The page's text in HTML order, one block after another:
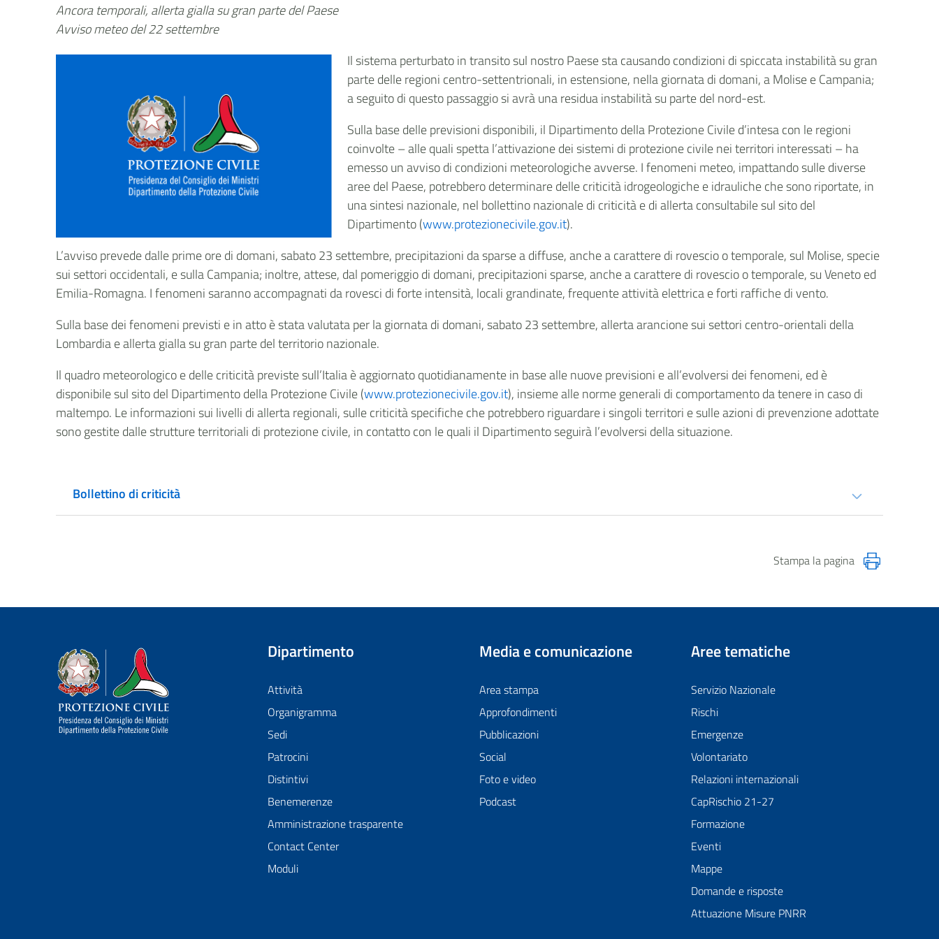
Ancora temporali, allerta gialla su gran parte del Paese
Avviso meteo del 22 settembre
Il sistema perturbato in transito sul nostro Paese sta causando condizioni di spiccata instabilità su gran
parte delle regioni centro-settentrionali, in estensione, nella giornata di domani, a Molise e Campania;
a seguito di questo passaggio si avrà una residua instabilità su parte del nord-est.
Sulla base delle previsioni disponibili, il Dipartimento della Protezione Civile d’intesa con le regioni
coinvolte – alle quali spetta l’attivazione dei sistemi di protezione civile nei territori interessati – ha
emesso un avviso di condizioni meteorologiche avverse. I fenomeni meteo, impattando sulle diverse
aree del Paese, potrebbero determinare delle criticità idrogeologiche e idrauliche che sono riportate, in
una sintesi nazionale, nel bollettino nazionale di criticità e di allerta consultabile sul sito del
Dipartimento (www.protezionecivile.gov.it).
L’avviso prevede dalle prime ore di domani, sabato 23 settembre, precipitazioni da sparse a diffuse, anche a carattere di rovescio o temporale, sul Molise, specie
sui settori occidentali, e sulla Campania; inoltre, attese, dal pomeriggio di domani, precipitazioni sparse, anche a carattere di rovescio o temporale, su Veneto ed
Emilia-Romagna. I fenomeni saranno accompagnati da rovesci di forte intensità, locali grandinate, frequente attività elettrica e forti raffiche di vento.
Sulla base dei fenomeni previsti e in atto è stata valutata per la giornata di domani, sabato 23 settembre, allerta arancione sui settori centro-orientali della
Lombardia e allerta gialla su gran parte del territorio nazionale.
Il quadro meteorologico e delle criticità previste sull’Italia è aggiornato quotidianamente in base alle nuove previsioni e all’evolversi dei fenomeni, ed è
disponibile sul sito del Dipartimento della Protezione Civile (www.protezionecivile.gov.it), insieme alle norme generali di comportamento da tenere in caso di
maltempo. Le informazioni sui livelli di allerta regionali, sulle criticità specifiche che potrebbero riguardare i singoli territori e sulle azioni di prevenzione adottate
sono gestite dalle strutture territoriali di protezione civile, in contatto con le quali il Dipartimento seguirà l’evolversi della situazione.
Bollettino di criticità
Stampa la pagina
Dipartimento della Protezione Civile
Dipartimento
Attività
Organigramma
Sedi
Patrocini
Distintivi
Benemerenze
Amministrazione trasparente
Contact Center
Moduli
Media e comunicazione
Area stampa
Approfondimenti
Pubblicazioni
Social
Foto e video
Podcast
Aree tematiche
Servizio Nazionale
Rischi
Emergenze
Volontariato
Relazioni internazionali
CapRischio 21-27
Formazione
Eventi
Mappe
Domande e risposte
Attuazione Misure PNRR